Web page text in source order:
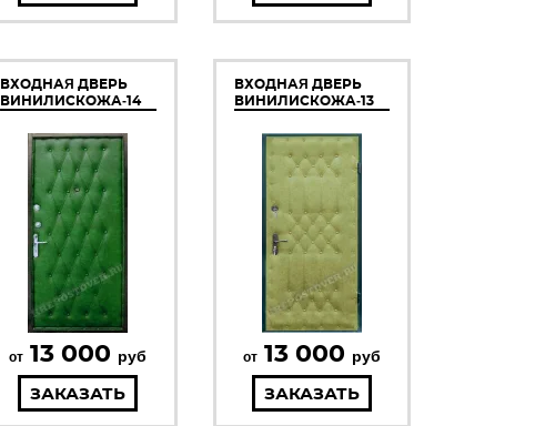
ВХОДНАЯ ДВЕРЬ
ВИНИЛИСКОЖА-14
от 13 000 руб
ЗАКАЗАТЬ
ВХОДНАЯ ДВЕРЬ
ВИНИЛИСКОЖА-13
от 13 000 руб
ЗАКАЗАТЬ